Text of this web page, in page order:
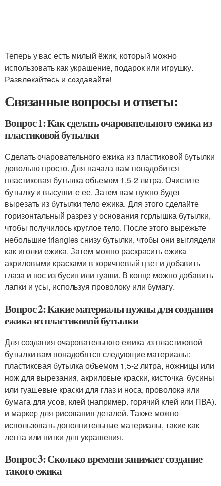
Теперь у вас есть милый ёжик, который можно
использовать как украшение, подарок или игрушку.
Развлекайтесь и создавайте!
Связанные вопросы и ответы:
Вопрос 1: Как сделать очаровательного ежика из
пластиковой бутылки
Сделать очаровательного ежика из пластиковой бутылки
довольно просто. Для начала вам понадобится
пластиковая бутылка объемом 1,5-2 литра. Очистите
бутылку и высушите ее. Затем вам нужно будет
вырезать из бутылки тело ежика. Для этого сделайте
горизонтальный разрез у основания горлышка бутылки,
чтобы получилось круглое тело. После этого вырежьте
небольшие triangles снизу бутылки, чтобы они выглядели
как иголки ежика. Затем можно раскрасить ежика
акриловыми красками в коричневый цвет и добавить
глаза и нос из бусин или гуаши. В конце можно добавить
лапки и усы, используя проволоку или бумагу.
Вопрос 2: Какие материалы нужны для создания
ежика из пластиковой бутылки
Для создания очаровательного ежика из пластиковой
бутылки вам понадобятся следующие материалы:
пластиковая бутылка объемом 1,5-2 литра, ножницы или
нож для вырезания, акриловые краски, кисточка, бусины
или гуашевые краски для глаз и носа, проволока или
бумага для усов, клей (например, горячий клей или ПВА),
и маркер для рисования деталей. Также можно
использовать дополнительные материалы, такие как
лента или нитки для украшения.
Вопрос 3: Сколько времени занимает создание
такого ежика